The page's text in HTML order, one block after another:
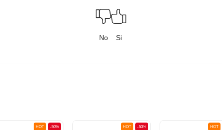
No Si
-50%
HOT -50%
HOT HOT